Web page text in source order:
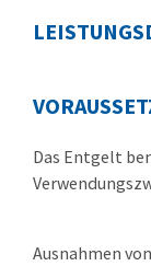
Das Entgelt
Ausnahmen